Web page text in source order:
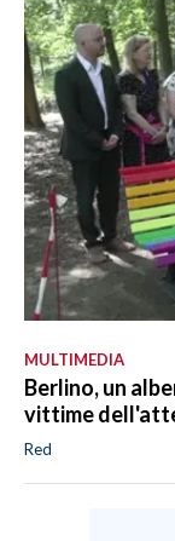
MULTIMEDIA
Berlino, un
vittime
Red